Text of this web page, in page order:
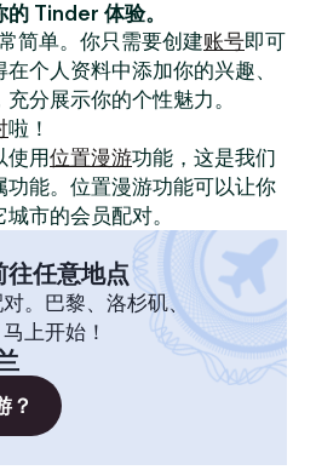
Tinder 体验。
简单。你只需要创建账号即可
个人资料中添加你的兴趣、
分展示你的个性魅力。
啦！
使用位置漫游功能，这是我们
功能。位置漫游功能可以让你
市的会员配对。
往任意地点
。巴黎、洛杉矶、
上开始！
？